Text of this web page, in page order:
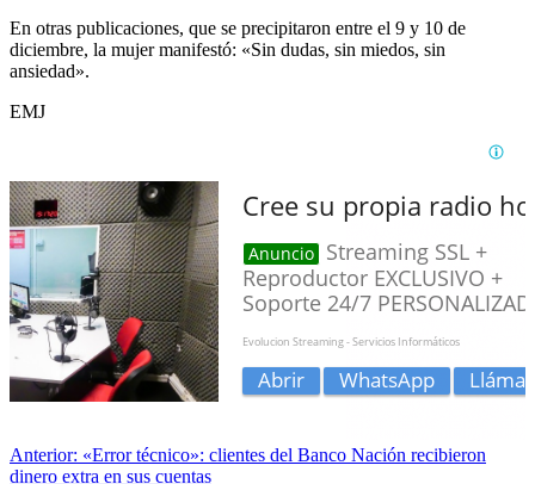
En otras publicaciones, que se precipitaron entre el 9 y 10 de
diciembre, la mujer manifestó: «Sin dudas, sin miedos, sin
ansiedad».
EMJ
Anterior: «Error técnico»: clientes del Banco Nación recibieron
dinero extra en sus cuentas